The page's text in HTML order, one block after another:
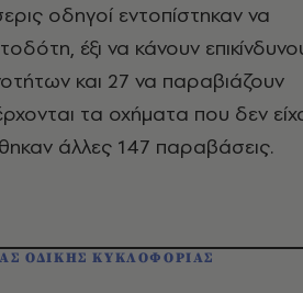
οδηγοί εντοπίστηκαν να
έξι να κάνουν
και 27 να παραβιάζουν
τα οχήματα που δεν
άλλες 147 παραβάσεις.
ΟΔΙΚΗΣ ΚΥΚΛΟΦΟΡΙΑΣ